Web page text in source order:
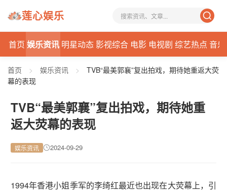
莲心娱乐
首页 娱乐资讯 明星动态 影视综合 电影 电视剧 综艺热点 音
首页 > 娱乐资讯 >
TVB“最美郭襄”复出拍戏，期待她重返大荧
幕的表现
TVB“最美郭襄”复出拍戏，期待她重
返大荧幕的表现
娱乐资讯 2024-09-29
1994年香港小姐季军的李绮红最近也出现在大荧幕上，引